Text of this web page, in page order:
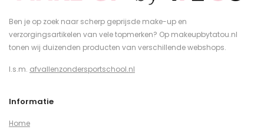
Ben je op zoek naar scherp geprijsde make-up en
verzorgingsartikelen van vele topmerken? Op makeupbytatou.nl
tonen wij duizenden producten van verschillende webshops.
I.s.m. afvallenzondersportschool.nl
Informatie
Home